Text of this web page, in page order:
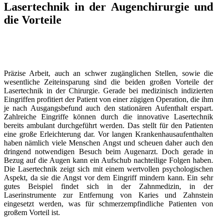
Lasertechnik in der Augenchirurgie und
die Vorteile
Präzise Arbeit, auch an schwer zugänglichen Stellen, sowie die
wesentliche Zeiteinsparung sind die beiden großen Vorteile der
Lasertechnik in der Chirurgie. Gerade bei medizinisch indizierten
Eingriffen profitiert der Patient von einer zügigen Operation, die ihm
je nach Ausgangsbefund auch den stationären Aufenthalt erspart.
Zahlreiche Eingriffe können durch die innovative Lasertechnik
bereits ambulant durchgeführt werden. Das stellt für den Patienten
eine große Erleichterung dar. Vor langen Krankenhausaufenthalten
haben nämlich viele Menschen Angst und scheuen daher auch den
dringend notwendigen Besuch beim Augenarzt. Doch gerade in
Bezug auf die Augen kann ein Aufschub nachteilige Folgen haben.
Die Lasertechnik zeigt sich mit einem wertvollen psychologischen
Aspekt, da sie die Angst vor dem Eingriff mindern kann. Ein sehr
gutes Beispiel findet sich in der Zahnmedizin, in der
Laserinstrumente zur Entfernung von Karies und Zahnstein
eingesetzt werden, was für schmerzempfindliche Patienten von
großem Vorteil ist.